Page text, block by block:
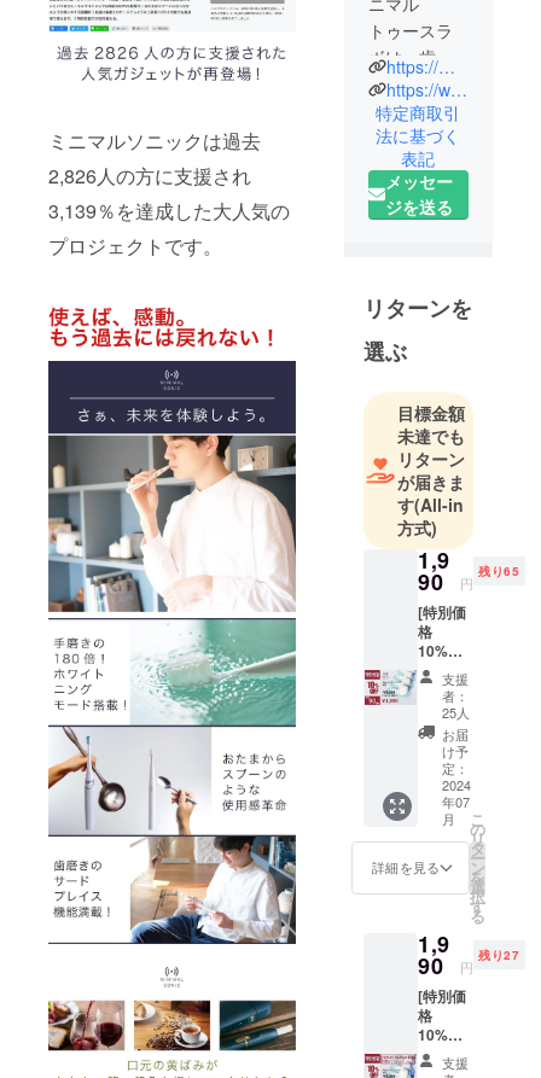
ミニマルソニックは過去
2,826人の方に支援され
3,139％を達成した大人気の
プロジェクトです。
トゥースラ
ボは、歯科
コンサルタ
ント、電動
歯ブラシマ
ニア＆マー
ケティング
メンバー、
ディベロッ
パーのチー
ムです。
科医院のコ
ンサルティ
ング業務か
ら医院長様
やスタッフ
様、そして
患者様の
ニーズを捉
え、プロダ
クト開発で
そのペイン
をクリアす
ることがで
きるように
日々励んで
おります。
今後も様々
を現実化し
しい体験を
お送りでき
るように精
進してまい
ります。
https://minimalsonic.com/
https://www.instagram.com/minimal_sonic/
特定商取引
法に基づく
表記
メッセー
ジを送る
リターンを
選ぶ
目標金額
未達でも
リターン
が届きま
す(All-in
方式)
1,9
90 円
残り65
[特別価
格
10%OF
F ！]
（限定
90個）
・交換
式ブラ
シヘッ
ド×４個
（最新
ver）
・1,990
円 ［
2,200円
の
F］ ・
交換式
ブラシ
ヘッド
×4個 ※
デザイ
ン・仕
支援
者：
25人
お届
け予
定：
2024
年07
月
詳細を見る
こ
の
リ
タ
ー
ン
を
選
択
す
る
1,9
90 円
残り27
[特別価
格
10%OF
F ！]
（限定
支援